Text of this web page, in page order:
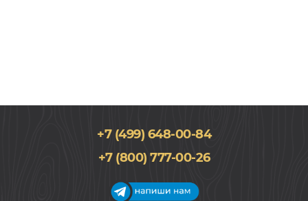
0,5, Дуб, Елочкой, Водостойкий
+7 (499) 648-00-84
+7 (800) 777-00-26